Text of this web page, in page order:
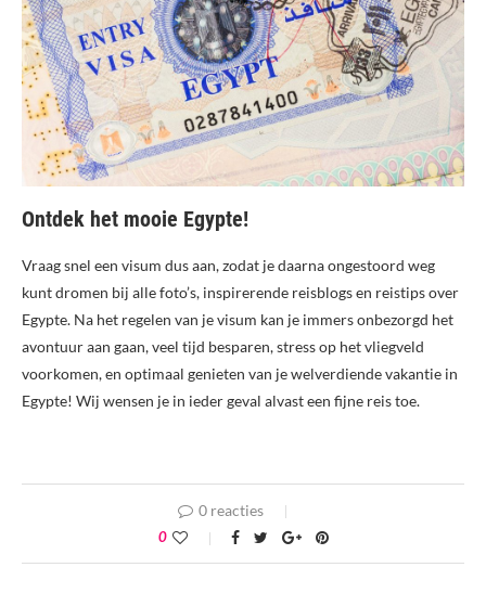
Ontdek het mooie Egypte!
Vraag snel een visum dus aan, zodat je daarna ongestoord weg
kunt dromen bij alle foto’s, inspirerende reisblogs en reistips over
Egypte. Na het regelen van je visum kan je immers onbezorgd het
avontuur aan gaan, veel tijd besparen, stress op het vliegveld
voorkomen, en optimaal genieten van je welverdiende vakantie in
Egypte! Wij wensen je in ieder geval alvast een fijne reis toe.
0 reacties
0